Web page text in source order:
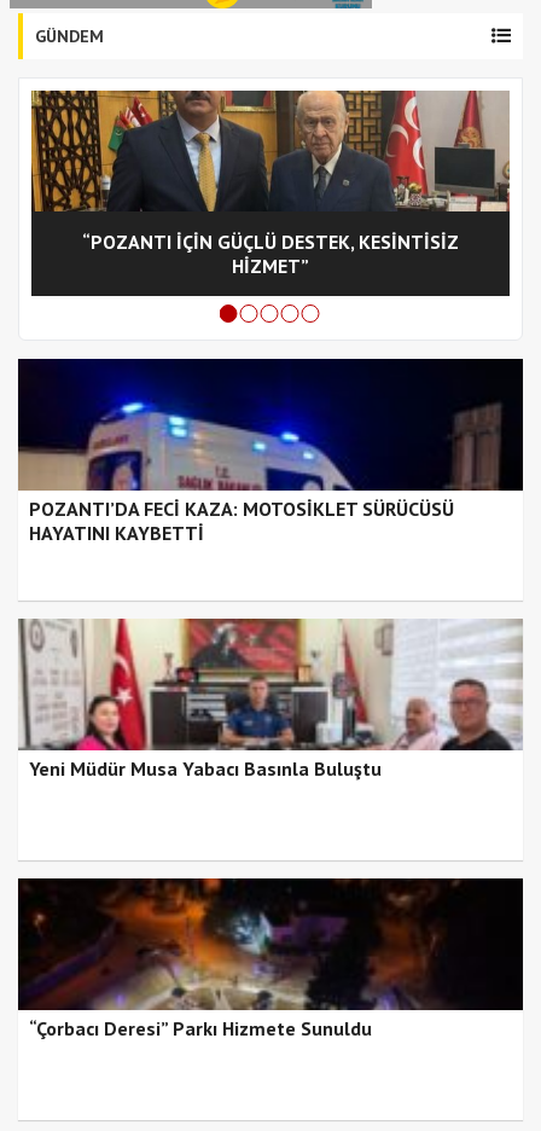
GÜNDEM
“POZANTI İÇİN GÜÇLÜ DESTEK, KESİNTİSİZ
HİZMET”
POZANTI’DA FECİ KAZA: MOTOSİKLET SÜRÜCÜSÜ
HAYATINI KAYBETTİ
Yeni Müdür Musa Yabacı Basınla Buluştu
“Çorbacı Deresi” Parkı Hizmete Sunuldu